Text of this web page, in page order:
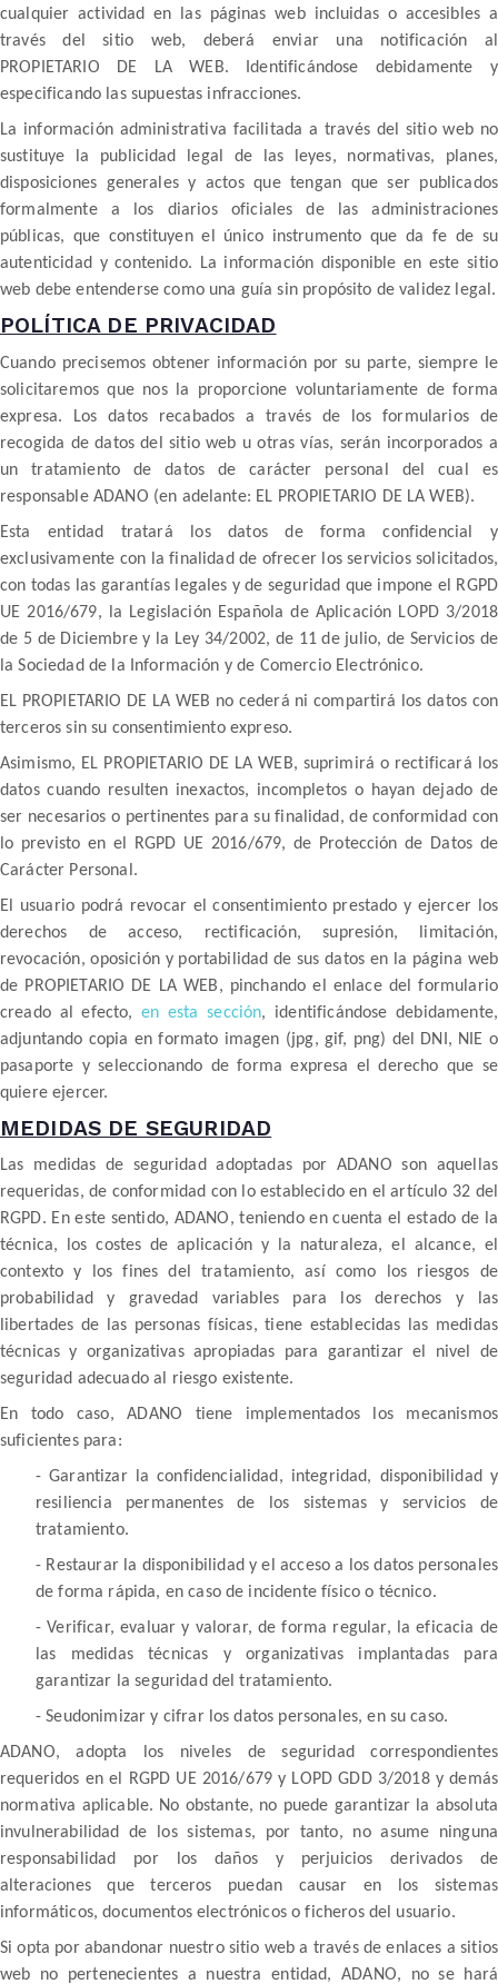
cualquier actividad en las páginas web incluidas o accesibles a
través del sitio web, deberá enviar una notificación al
PROPIETARIO DE LA WEB. Identificándose debidamente y
especificando las supuestas infracciones.
La información administrativa facilitada a través del sitio web no
sustituye la publicidad legal de las leyes, normativas, planes,
disposiciones generales y actos que tengan que ser publicados
formalmente a los diarios oficiales de las administraciones
públicas, que constituyen el único instrumento que da fe de su
autenticidad y contenido. La información disponible en este sitio
web debe entenderse como una guía sin propósito de validez legal.
POLÍTICA DE PRIVACIDAD
Cuando precisemos obtener información por su parte, siempre le
solicitaremos que nos la proporcione voluntariamente de forma
expresa. Los datos recabados a través de los formularios de
recogida de datos del sitio web u otras vías, serán incorporados a
un tratamiento de datos de carácter personal del cual es
responsable ADANO (en adelante: EL PROPIETARIO DE LA WEB).
Esta entidad tratará los datos de forma confidencial y
exclusivamente con la finalidad de ofrecer los servicios solicitados,
con todas las garantías legales y de seguridad que impone el RGPD
UE 2016/679, la Legislación Española de Aplicación LOPD 3/2018
de 5 de Diciembre y la Ley 34/2002, de 11 de julio, de Servicios de
la Sociedad de la Información y de Comercio Electrónico.
EL PROPIETARIO DE LA WEB no cederá ni compartirá los datos con
terceros sin su consentimiento expreso.
Asimismo, EL PROPIETARIO DE LA WEB, suprimirá o rectificará los
datos cuando resulten inexactos, incompletos o hayan dejado de
ser necesarios o pertinentes para su finalidad, de conformidad con
lo previsto en el RGPD UE 2016/679, de Protección de Datos de
Carácter Personal.
El usuario podrá revocar el consentimiento prestado y ejercer los
derechos de acceso, rectificación, supresión, limitación,
revocación, oposición y portabilidad de sus datos en la página web
de PROPIETARIO DE LA WEB, pinchando el enlace del formulario
creado al efecto,en esta sección, identificándose debidamente,
adjuntando copia en formato imagen (jpg, gif, png) del DNI, NIE o
pasaporte y seleccionando de forma expresa el derecho que se
quiere ejercer.
MEDIDAS DE SEGURIDAD
Las medidas de seguridad adoptadas por ADANO son aquellas
requeridas, de conformidad con lo establecido en el artículo 32 del
RGPD. En este sentido, ADANO, teniendo en cuenta el estado de la
técnica, los costes de aplicación y la naturaleza, el alcance, el
contexto y los fines del tratamiento, así como los riesgos de
probabilidad y gravedad variables para los derechos y las
libertades de las personas físicas, tiene establecidas las medidas
técnicas y organizativas apropiadas para garantizar el nivel de
seguridad adecuado al riesgo existente.
En todo caso, ADANO tiene implementados los mecanismos
suficientes para:
- Garantizar la confidencialidad, integridad, disponibilidad y
resiliencia permanentes de los sistemas y servicios de
tratamiento.
- Restaurar la disponibilidad y el acceso a los datos personales
de forma rápida, en caso de incidente físico o técnico.
- Verificar, evaluar y valorar, de forma regular, la eficacia de
las medidas técnicas y organizativas implantadas para
garantizar la seguridad del tratamiento.
- Seudonimizar y cifrar los datos personales, en su caso.
ADANO, adopta los niveles de seguridad correspondientes
requeridos en el RGPD UE 2016/679 y LOPD GDD 3/2018 y demás
normativa aplicable. No obstante, no puede garantizar la absoluta
invulnerabilidad de los sistemas, por tanto, no asume ninguna
responsabilidad por los daños y perjuicios derivados de
alteraciones que terceros puedan causar en los sistemas
informáticos, documentos electrónicos o ficheros del usuario.
Si opta por abandonar nuestro sitio web a través de enlaces a sitios
web no pertenecientes a nuestra entidad, ADANO, no se hará